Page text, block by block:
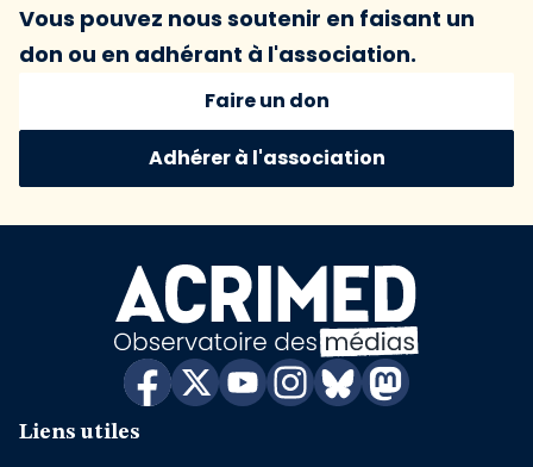
Vous pouvez nous soutenir en faisant un
don ou en adhérant à l'association.
Faire un don
Adhérer à l'association
Liens utiles